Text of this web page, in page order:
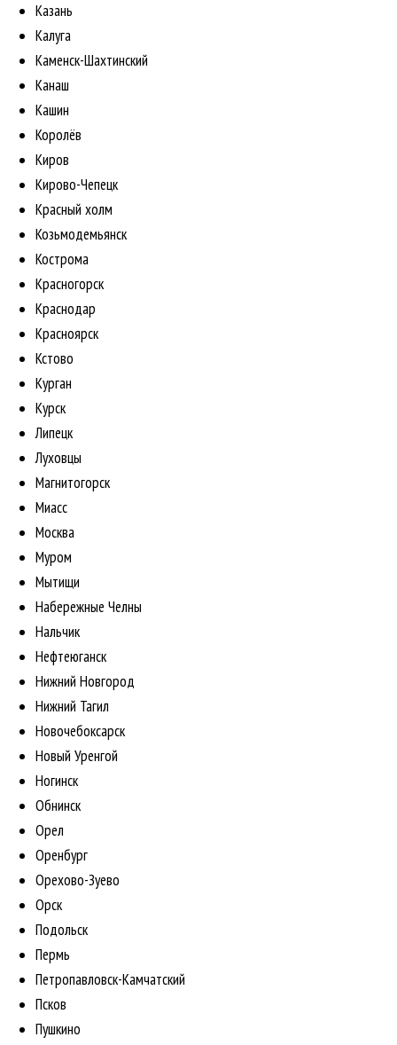
Казань
Калуга
Каменск-Шахтинский
Канаш
Кашин
Королёв
Киров
Кирово-Чепецк
Красный холм
Козьмодемьянск
Кострома
Красногорск
Краснодар
Красноярск
Кстово
Курган
Курск
Липецк
Луховцы
Магнитогорск
Миасс
Москва
Муром
Мытищи
Набережные Челны
Нальчик
Нефтеюганск
Нижний Новгород
Нижний Тагил
Новочебоксарск
Новый Уренгой
Ногинск
Обнинск
Орел
Оренбург
Орехово-Зуево
Орск
Подольск
Пермь
Петропавловск-Камчатский
Псков
Пушкино